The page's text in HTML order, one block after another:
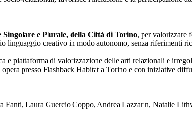
Singolare e Plurale, della Città di Torino, per valorizzare
linguaggio creativo in modo autonomo, senza riferimenti
e piattaforma di valorizzazione delle arti relazionali e
presso Flashback Habitat a Torino e con iniziative
Laura Guercio Coppo, Andrea Lazzarin, Natalie